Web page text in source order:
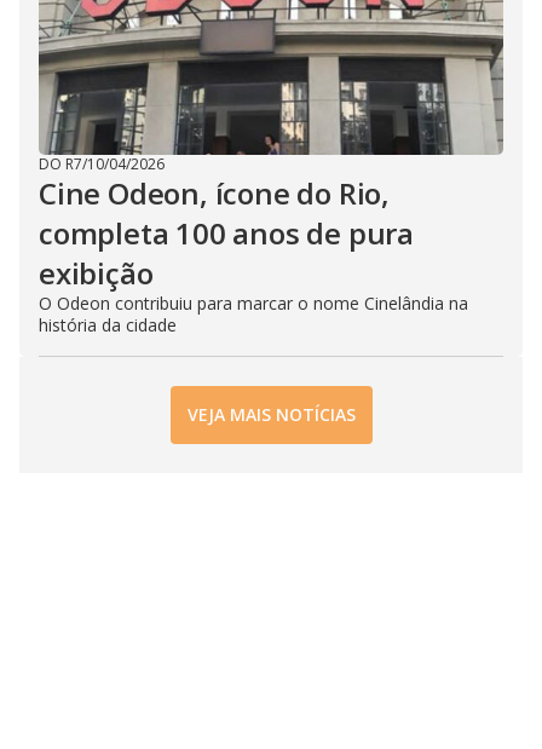
DO R7/10/04/2026
Cine Odeon, ícone do Rio,
completa 100 anos de pura
exibição
O Odeon contribuiu para marcar o nome Cinelândia na
história da cidade
VEJA MAIS NOTÍCIAS